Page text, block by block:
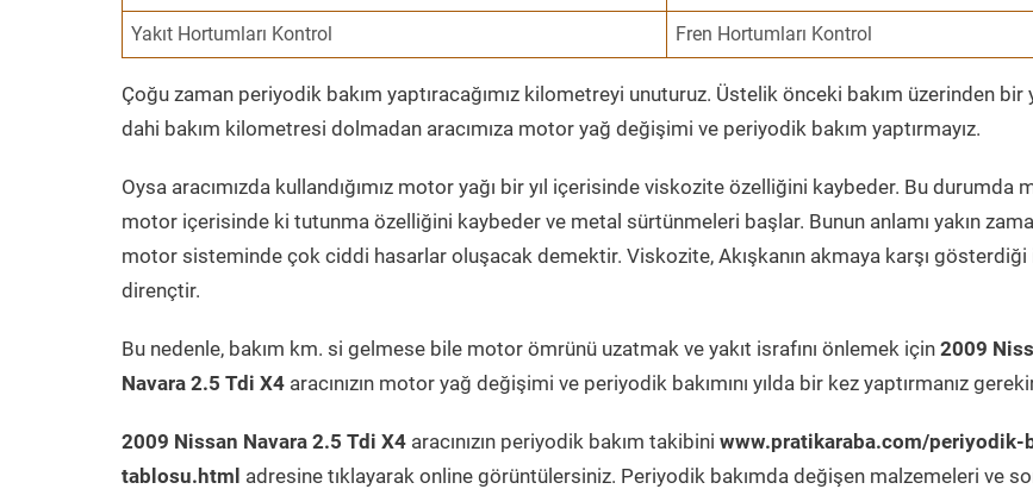
Yakıt Hortumları Kontrol Fren Hortumları Kontrol
Çoğu zaman periyodik bakım yaptıracağımız kilometreyi unuturuz. Üstelik önceki bakım üzerinden bir
dahi bakım kilometresi dolmadan aracımıza motor yağ değişimi ve periyodik bakım yaptırmayız.
Oysa aracımızda kullandığımız motor yağı bir yıl içerisinde viskozite özelliğini kaybeder. Bu durumda
motor içerisinde ki tutunma özelliğini kaybeder ve metal sürtünmeleri başlar. Bunun anlamı yakın
motor sisteminde çok ciddi hasarlar oluşacak demektir. Viskozite, Akışkanın akmaya karşı gösterdiği
dirençtir.
Bu nedenle, bakım km. si gelmese bile motor ömrünü uzatmak ve yakıt israfını önlemek için 2009
Navara 2.5 Tdi X4 aracınızın motor yağ değişimi ve periyodik bakımını yılda bir kez yaptırmanız
2009 Nissan Navara 2.5 Tdi X4 aracınızın periyodik bakım takibini www.pratikaraba.com/periyodik-
tablosu.html adresine tıklayarak online görüntülersiniz. Periyodik bakımda değişen malzemeleri ve